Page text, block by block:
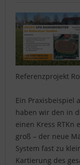
Referenzprojekt
Ein Praxisbeispiel
haben wir den in
einen Kress RTKn
groß – der neue
System fast zu
Kartierung des